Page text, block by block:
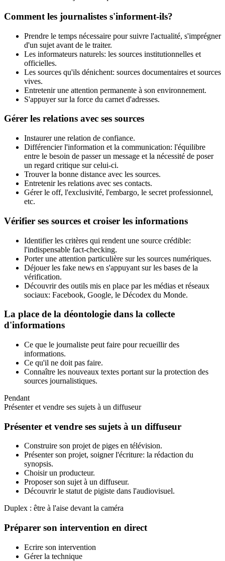
Comment les journalistes s'informent-ils?
Prendre le temps nécessaire pour suivre l'actualité, s'imprégner
d'un sujet avant de le traiter.
Les informateurs naturels: les sources institutionnelles et
officielles.
Les sources qu'ils dénichent: sources documentaires et sources
vives.
Entretenir une attention permanente à son environnement.
S'appuyer sur la force du carnet d'adresses.
Gérer les relations avec ses sources
Instaurer une relation de confiance.
Différencier l'information et la communication: l'équilibre
entre le besoin de passer un message et la nécessité de poser
un regard critique sur celui-ci.
Trouver la bonne distance avec les sources.
Entretenir les relations avec ses contacts.
Gérer le off, l'exclusivité, l'embargo, le secret professionnel,
etc.
Vérifier ses sources et croiser les informations
Identifier les critères qui rendent une source crédible:
l'indispensable fact-checking.
Porter une attention particulière sur les sources numériques.
Déjouer les fake news en s'appuyant sur les bases de la
vérification.
Découvrir des outils mis en place par les médias et réseaux
sociaux: Facebook, Google, le Décodex du Monde.
La place de la déontologie dans la collecte
d'informations
Ce que le journaliste peut faire pour recueillir des
informations.
Ce qu'il ne doit pas faire.
Connaître les nouveaux textes portant sur la protection des
sources journalistiques.
Pendant
Présenter et vendre ses sujets à un diffuseur
Présenter et vendre ses sujets à un diffuseur
Construire son projet de piges en télévision.
Présenter son projet, soigner l'écriture: la rédaction du
synopsis.
Choisir un producteur.
Proposer son sujet à un diffuseur.
Découvrir le statut de pigiste dans l'audiovisuel.
Duplex : être à l'aise devant la caméra
Préparer son intervention en direct
Ecrire son intervention
Gérer la technique